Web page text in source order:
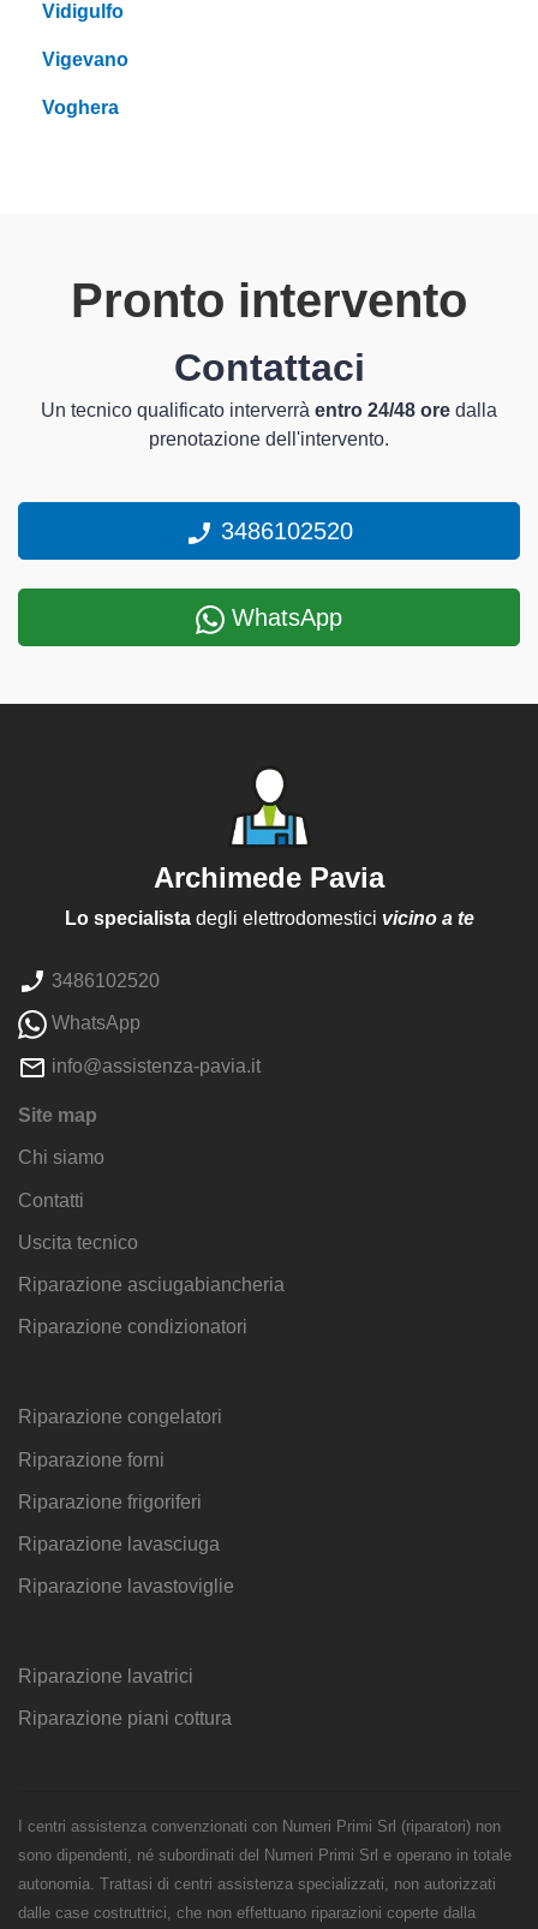
Vidigulfo
Vigevano
Voghera
Pronto intervento
Contattaci
Un tecnico qualificato interverrà entro 24/48 ore dalla
prenotazione dell'intervento.
3486102520
WhatsApp
Archimede Pavia
Lo specialistadegli elettrodomestici vicino a te
3486102520
WhatsApp
info@assistenza-pavia.it
Site map
Chi siamo
Contatti
Uscita tecnico
Riparazione asciugabiancheria
Riparazione condizionatori
Riparazione congelatori
Riparazione forni
Riparazione frigoriferi
Riparazione lavasciuga
Riparazione lavastoviglie
Riparazione lavatrici
Riparazione piani cottura
I centri assistenza convenzionati con Numeri Primi Srl (riparatori) non
sono dipendenti, né subordinati del Numeri Primi Srl e operano in totale
autonomia. Trattasi di centri assistenza specializzati, non autorizzati
dalle case costruttrici, che non effettuano riparazioni coperte dalla